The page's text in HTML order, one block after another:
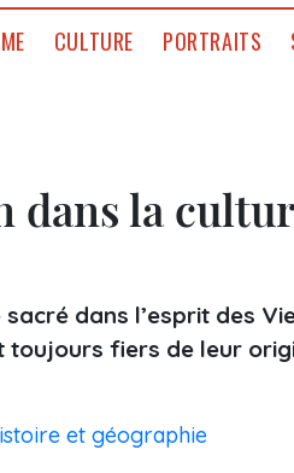
CULTURE PORTRAITS
dans la
dans l’esprit des
toujours fiers de leur
et géographie